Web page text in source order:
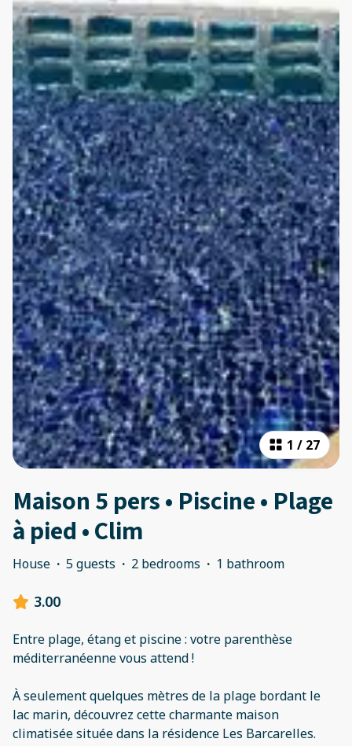
1 / 27
Maison 5 pers • Piscine • Plage
à pied • Clim
House · 5 guests · 2 bedrooms · 1 bathroom
3.00
Entre plage, étang et piscine : votre parenthèse
méditerranéenne vous attend !
À seulement quelques mètres de la plage bordant le
lac marin, découvrez cette charmante maison
climatisée située dans la résidence Les Barcarelles.